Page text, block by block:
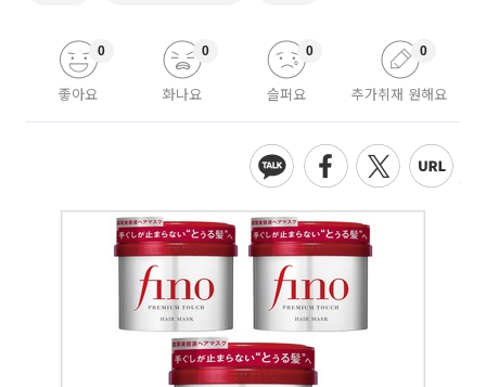
좋아요
0
화나요
0
슬퍼요
0
추가취재 원해요
0